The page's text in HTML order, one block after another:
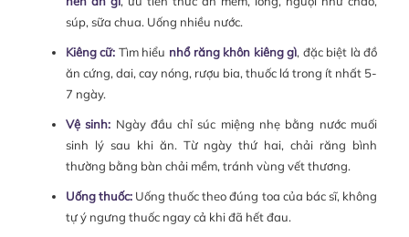
súp, sữa chua. Uống nhiều nước.
Kiêng cữ: Tìm hiểu nhổ răng khôn kiêng gì, đặc biệt là đồ
ăn cứng, dai, cay nóng, rượu bia, thuốc lá trong ít nhất 5-
7 ngày.
Vệ sinh: Ngày đầu chỉ súc miệng nhẹ bằng nước muối
sinh lý sau khi ăn. Từ ngày thứ hai, chải răng bình
thường bằng bàn chải mềm, tránh vùng vết thương.
Uống thuốc: Uống thuốc theo đúng toa của bác sĩ, không
tự ý ngưng thuốc ngay cả khi đã hết đau.